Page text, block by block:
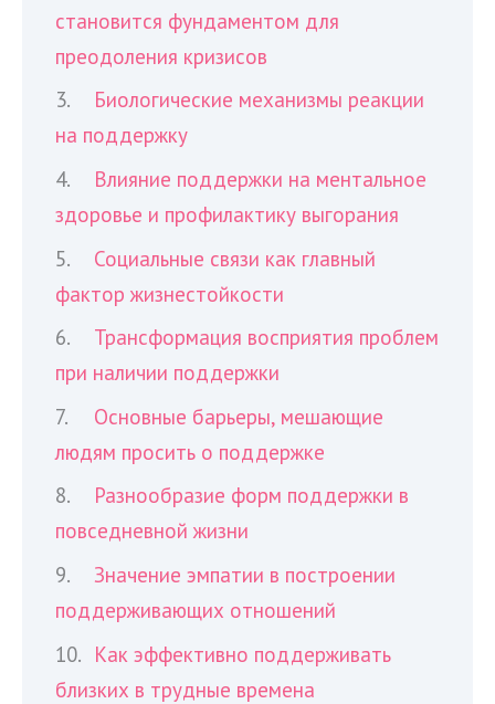
становится фундаментом для
преодоления кризисов
Биологические механизмы реакции
на поддержку
Влияние поддержки на ментальное
здоровье и профилактику выгорания
Социальные связи как главный
фактор жизнестойкости
Трансформация восприятия проблем
при наличии поддержки
Основные барьеры, мешающие
людям просить о поддержке
Разнообразие форм поддержки в
повседневной жизни
Значение эмпатии в построении
поддерживающих отношений
Как эффективно поддерживать
близких в трудные времена